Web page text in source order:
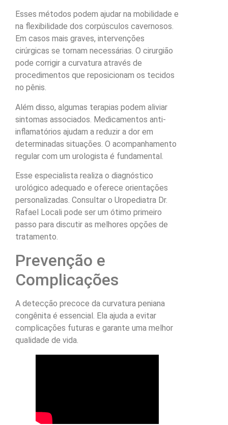
Esses métodos podem ajudar na mobilidade e
na flexibilidade dos corpúsculos cavernosos.
Em casos mais graves, intervenções
cirúrgicas se tornam necessárias. O cirurgião
pode corrigir a curvatura através de
procedimentos que reposicionam os tecidos
no pênis.
Além disso, algumas terapias podem aliviar
sintomas associados. Medicamentos anti-
inflamatórios ajudam a reduzir a dor em
determinadas situações. O acompanhamento
regular com um urologista é fundamental.
Esse especialista realiza o diagnóstico
urológico adequado e oferece orientações
personalizadas. Consultar o Uropediatra Dr.
Rafael Locali pode ser um ótimo primeiro
passo para discutir as melhores opções de
tratamento.
Prevenção e
Complicações
A detecção precoce da curvatura peniana
congênita é essencial. Ela ajuda a evitar
complicações futuras e garante uma melhor
qualidade de vida.